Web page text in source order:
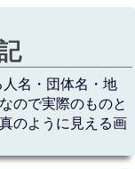
名・団体名・地
ので実際のものと
のように見える画